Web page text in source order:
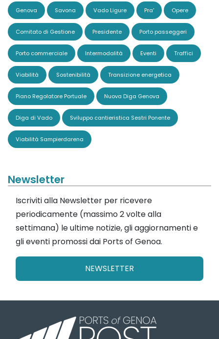
Genova Savona Vado Ligure Pra' Opere
Comitato di Gestione Presidente Porto passeggeri
Porto commerciale Intermodalità Eventi Traffici
Viabilità Sostenibilità Transizione energetica
Piano Regolatore Portuale Nuova Diga Genova
Diga di Vado Sviluppo cantieristica Sestri Ponente
Viabilità Sampierdarena
Newsletter
Iscriviti alla Newsletter per ricevere
periodicamente (massimo 2 volte alla
settimana) le ultime notizie, gli aggiornamenti e
gli eventi promossi dai Ports of Genoa.
NEWSLETTER